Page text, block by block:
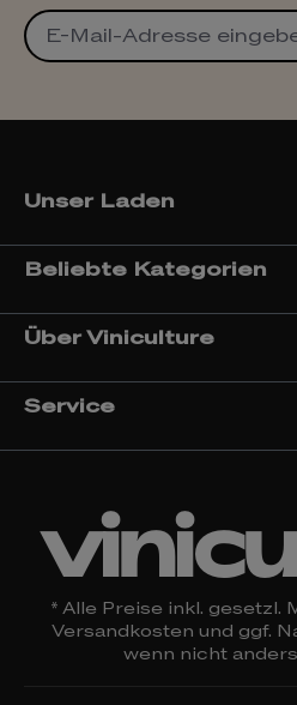
Unser Laden
Beliebte Kategorien
Über Viniculture
Service
* Alle Preise inkl. gesetzl.
Versandkosten und ggf.
wenn nicht